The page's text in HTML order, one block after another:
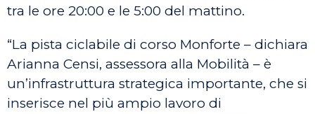
tra le ore 20:00 e le 5:00 del mattino.
“La pista ciclabile di corso Monforte – dichiara
Arianna Censi, assessora alla Mobilità – è
un’infrastruttura strategica importante, che si
inserisce nel più ampio lavoro di